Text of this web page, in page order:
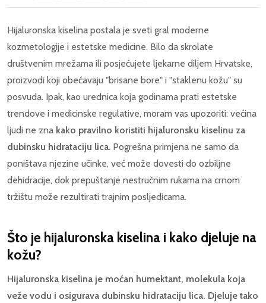
Hijaluronska kiselina postala je sveti gral moderne
kozmetologije i estetske medicine. Bilo da skrolate
društvenim mrežama ili posjećujete ljekarne diljem Hrvatske,
proizvodi koji obećavaju "brisane bore" i "staklenu kožu" su
posvuda. Ipak, kao urednica koja godinama prati estetske
trendove i medicinske regulative, moram vas upozoriti: većina
ljudi ne zna kako pravilno koristiti hijaluronsku kiselinu za
dubinsku hidrataciju lica. Pogrešna primjena ne samo da
poništava njezine učinke, već može dovesti do ozbiljne
dehidracije, dok prepuštanje nestručnim rukama na crnom
tržištu može rezultirati trajnim posljedicama.
Što je hijaluronska kiselina i kako djeluje na
kožu?
Hijaluronska kiselina je moćan humektant, molekula koja
veže vodu i osigurava dubinsku hidrataciju lica. Djeluje tako